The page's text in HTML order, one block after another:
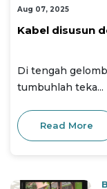
Aug 07, 2025
Kabel disusun
Di tengah
tumbuhlah teka...
Read More